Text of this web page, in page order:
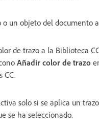
un objeto del documento
de trazo a la Biblioteca
Añadir color de trazo
CC.
solo si se aplica un
se ha seleccionado.